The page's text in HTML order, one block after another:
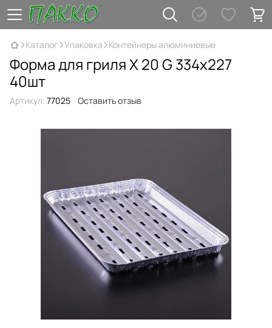
Каталог Упаковка Контейнеры алюминиевые
Форма для гриля X 20 G 334х227
40шт
Артикул: 77025 Оставить отзыв